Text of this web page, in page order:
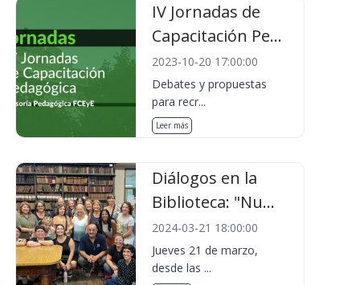
IV Jornadas de
Capacitación Pe...
2023-10-20 17:00:00
Debates y propuestas
para recr...
Leer más
Diálogos en la
Biblioteca: "Nu...
2024-03-21 18:00:00
Jueves 21 de marzo,
desde las ...